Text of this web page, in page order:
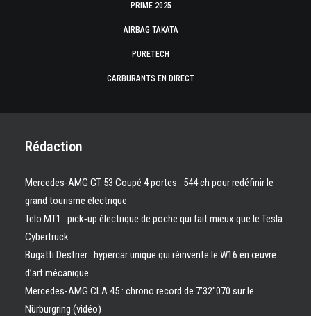
PRIME 2025
AIRBAG TAKATA
PURETECH
CARBURANTS EN DIRECT
Rédaction
Mercedes-AMG GT 53 Coupé 4 portes : 544 ch pour redéfinir le
grand tourisme électrique
Telo MT1 : pick‑up électrique de poche qui fait mieux que le Tesla
Cybertruck
Bugatti Destrier : hypercar unique qui réinvente le W16 en œuvre
d’art mécanique
Mercedes-AMG CLA 45 : chrono record de 7’32″070 sur le
Nürburgring (vidéo)